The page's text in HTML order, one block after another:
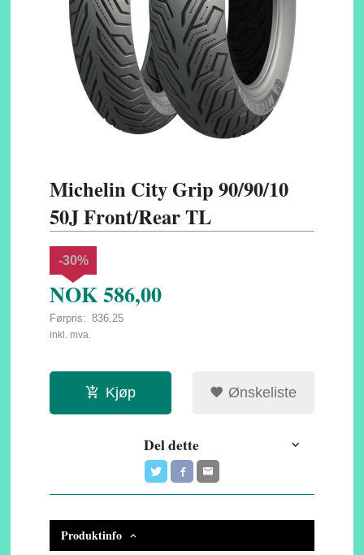
Michelin City Grip 90/90/10
50J Front/Rear TL
NOK586,00
Førpris: 836,25
Rabatt
-30%
inkl. mva.
Kjøp Ønskeliste
Del dette
Produktinfo